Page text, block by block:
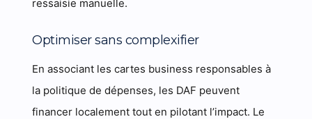
ressaisie manuelle.
Optimiser sans complexifier
En associant les cartes business responsables à
la politique de dépenses, les DAF peuvent
financer localement tout en pilotant l’impact. Le